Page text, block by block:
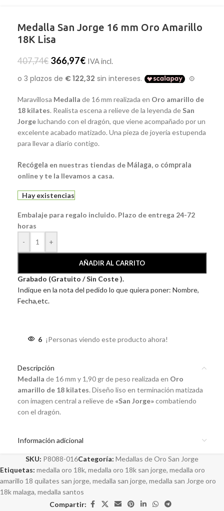
Medalla San Jorge 16 mm Oro Amarillo
18K Lisa
407,74€ 366,97€ IVA incl.
Maravillosa Medalla de 16 mm realizada en Oro amarillo de
18 kilates. Realista escena a relieve de la leyenda de San
Jorgeluchando con el dragón, que viene acompañado por un
excelente acabado matizado. Una pieza de joyería estupenda
para llevar a diario contigo.
Recógela en nuestras tiendas de Málaga, o cómprala
online y te la llevamos a casa.
Hay existencias
Embalaje para regalo incluido. Plazo de entrega 24-72
horas
-
+
AÑADIR AL CARRITO
Grabado (Gratuito / Sin Coste ).
Indique en la nota del pedido lo que quiera poner: Nombre,
Fecha,etc.
6 ¡Personas viendo este producto ahora!
Descripción
Medalla de 16 mm y 1,90 gr de peso realizada en Oro
amarillo de 18 kilates. Diseño liso en terminación matizada
con imagen central a relieve de «San Jorge»combatiendo
con el dragón.
Información adicional
SKU: P8088-016Categoría: Medallas de Oro San Jorge
Etiquetas: medalla oro 18k, medalla oro 18k san jorge, medalla oro
amarillo 18 quilates san jorge, medalla san jorge, medalla san Jorge oro
18k malaga, medalla santos
Compartir: